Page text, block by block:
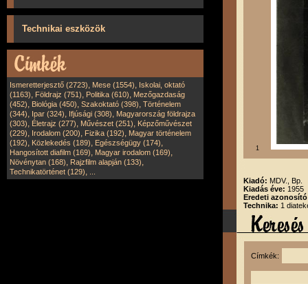
Technikai eszközök
Ismeretterjesztő (2723), Mese (1554), Iskolai, oktató
(1163), Földrajz (751), Politika (610), Mezőgazdaság
(452), Biológia (450), Szakoktató (398), Történelem
(344), Ipar (324), Ifjúsági (308), Magyarország földrajza
(303), Életrajz (277), Művészet (251), Képzőművészet
(229), Irodalom (200), Fizika (192), Magyar történelem
(192), Közlekedés (189), Egészségügy (174),
Hangosított diafilm (169), Magyar irodalom (169),
Növénytan (168), Rajzfilm alapján (133),
Technikatörténet (129),
1
Kiadó: MDV., Bp.
Kiadás éve: 1955
Eredeti
Technika: 1
Címkék: